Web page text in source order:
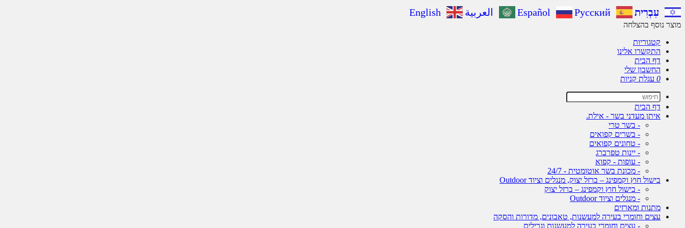
עִבְרִית Español Русский العربية English
מוצר נוסף בהצלחה
קטגוריות
התקשרו אלינו
דף הבית
החשבון שלי
0 עגלת קניות
דף הבית
איתן מעדני בשר - אילת.
- בשר טרי
- בשרים קפואים
- טחונים קפואים
- יינות טפרברג
- עופות - קפוא
- מכונת בשר אוטומטית - 24/7
בישול חוץ וקמפינג – ברזל יצוק, מנגלים וציוד Outdoor
- בישול חוץ וקמפינג – ברזל יצוק
- מנגלים וציוד Outdoor
מתנות ומארזים
עצים וחומרי בעירה למעשנות, טאבונים, מדורות והסקה
- עצים וחומרי בעירה למעשנות וגרילים